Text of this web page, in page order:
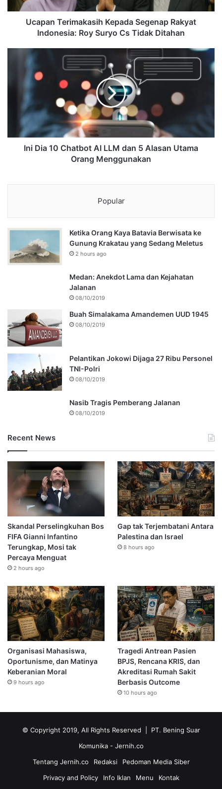
Ucapan Terimakasih Kepada Segenap Rakyat
Indonesia: Roy Suryo Cs Tidak Ditahan
Ini Dia 10 Chatbot AI LLM dan 5 Alasan Utama
Orang Menggunakan
Popular
Ketika Orang Kaya Batavia Berwisata ke
Gunung Krakatau yang Sedang Meletus
2 hours ago
Medan: Anekdot Lama dan Kejahatan
Jalanan
08/10/2019
Buah Simalakama Amandemen UUD 1945
08/10/2019
Pelantikan Jokowi Dijaga 27 Ribu Personel
TNI-Polri
08/10/2019
Nasib Tragis Pemberang Jalanan
08/10/2019
Recent News
Skandal Perselingkuhan Bos
FIFA Gianni Infantino
Terungkap, Mosi tak
Percaya Menguat
2 hours ago
Gap tak Terjembatani Antara
Palestina dan Israel
8 hours ago
Organisasi Mahasiswa,
Oportunisme, dan Matinya
Keberanian Moral
9 hours ago
Tragedi Antrean Pasien
BPJS, Rencana KRIS, dan
Akreditasi Rumah Sakit
Berbasis Outcome
10 hours ago
© Copyright 2019, All Rights Reserved | PT. Bening Suar
Komunika - Jernih.co
Tentang Jernih.co
Redaksi
Pedoman Media Siber
Privacy and Policy
Info Iklan Menu Kontak